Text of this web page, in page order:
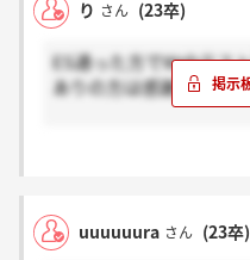
り さん (23卒)
ES通った方でWebテス
ありの方は感謝で、な
uuuuuura さん (23卒)